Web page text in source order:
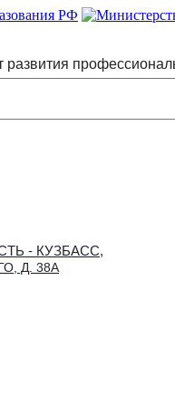
развития
- КУЗБАСС,
Д. 38А